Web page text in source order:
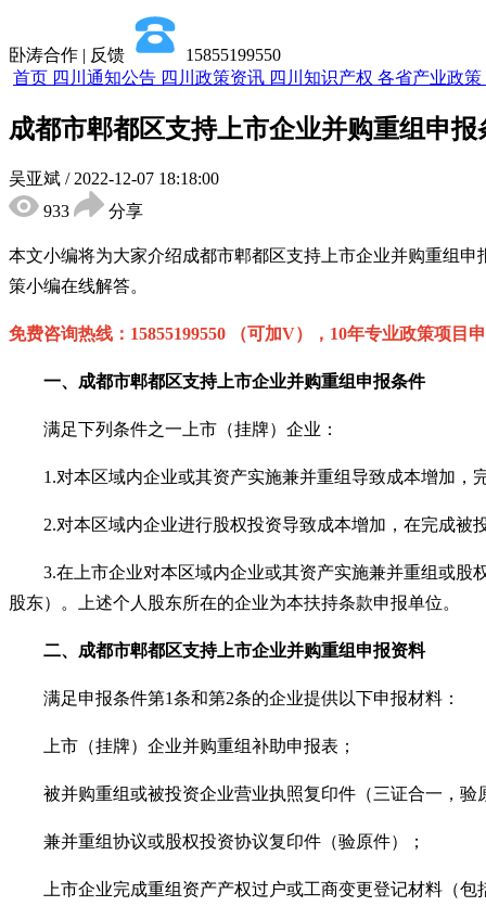
卧涛合作 | 反馈
15855199550
首页 四川通知公告 四川政策资讯 四川知识产权 各省产业政策
成都市郫都区支持上市企业并购重组申
吴亚斌 / 2022-12-07 18:18:00
933
分享
本文小编将为大家介绍成都市郫都区支持上市企业并购重组 申
策小编在线解答。
免费咨询热线： 15855199550 （可加V），10年专业政策项目
一、 成都市郫都区支持上市企业并购重组申报条件
满足下列条件之一上市（挂牌）企业：
1.对本区域内企业或其资产实施兼并重组导致成本增加
2.对本区域内企业进行股权投资导致成本增加，在完成
3.在上市企业对本区域内企业或其资产实施兼并重组或股
股东）。上述个人股东所在的企业为本扶持条款申报单位。
二、 成都市郫都区支持上市企业并购重组申报资料
满足申报条件第1条和第2条的企业提供以下申报材料：
上市（挂牌）企业并购重组补助申报表；
被并购重组或被投资企业营业执照复印件（三证合一，验
兼并重组协议或股权投资协议复印件（验原件）；
上市企业完成重组资产产权过户或工商变更登记材料（包